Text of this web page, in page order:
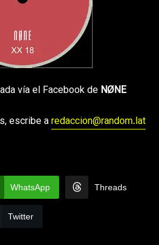
vía el Facebook de NØNE
escribe aredaccion@random.lat
WhatsApp Threads
Twitter